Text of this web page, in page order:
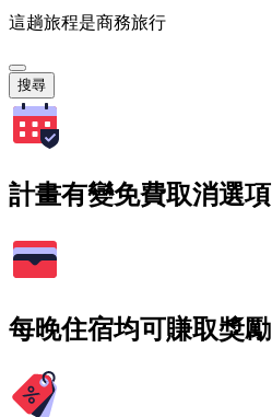
這趟旅程是商務旅行
搜尋
計畫有變免費取消選項
每晚住宿均可賺取獎勵